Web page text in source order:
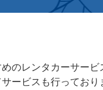
のレンタカーサービ
ービスも行ってお